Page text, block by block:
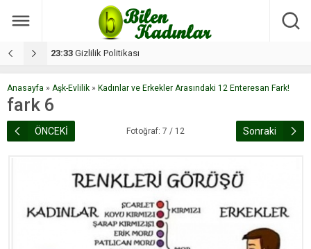
17:08 Dilan, düğününe 5 gün kala hayatını kaybetti
Anasayfa » Aşk-Evlilik » Kadınlar ve Erkekler Arasındaki 12 Enteresan Fark!
fark 6
ÖNCEKİ Fotoğraf: 7 / 12 Sonraki